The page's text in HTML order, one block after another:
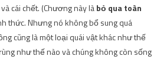
cái chết. (Chương này làbỏ quatoàn
thức. Nhưng nó không bổ sung quá
cũng là một loại quái vật khác như thế
như thế nào và chúng không còn sống